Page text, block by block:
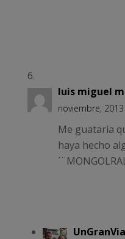
luis miguel
noviembre,
Me guataria
haya hecho